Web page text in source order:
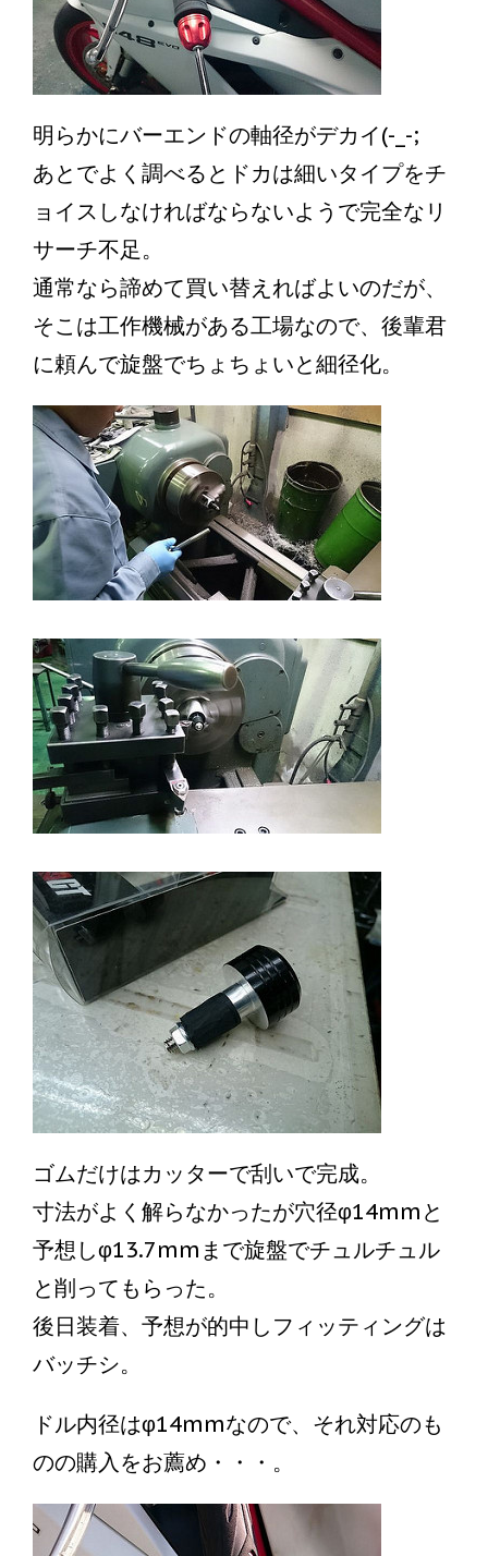
明らかにバーエンドの軸径がデカイ(-_-;
あとでよく調べるとドカは細いタイプをチ
ョイスしなければならないようで完全なリ
サーチ不足。
通常なら諦めて買い替えればよいのだが、
そこは工作機械がある工場なので、後輩君
に頼んで旋盤でちょちょいと細径化。
ゴムだけはカッターで刮いで完成。
寸法がよく解らなかったが穴径φ14mmと
予想しφ13.7mmまで旋盤でチュルチュル
と削ってもらった。
後日装着、予想が的中しフィッティングは
バッチシ。
ドル内径はφ14mmなので、それ対応のも
のの購入をお薦め・・・。